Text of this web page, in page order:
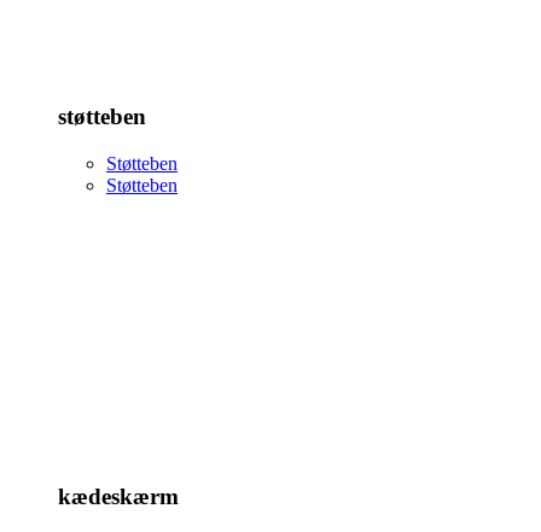
støtteben
Støtteben
Støtteben
kædeskærm